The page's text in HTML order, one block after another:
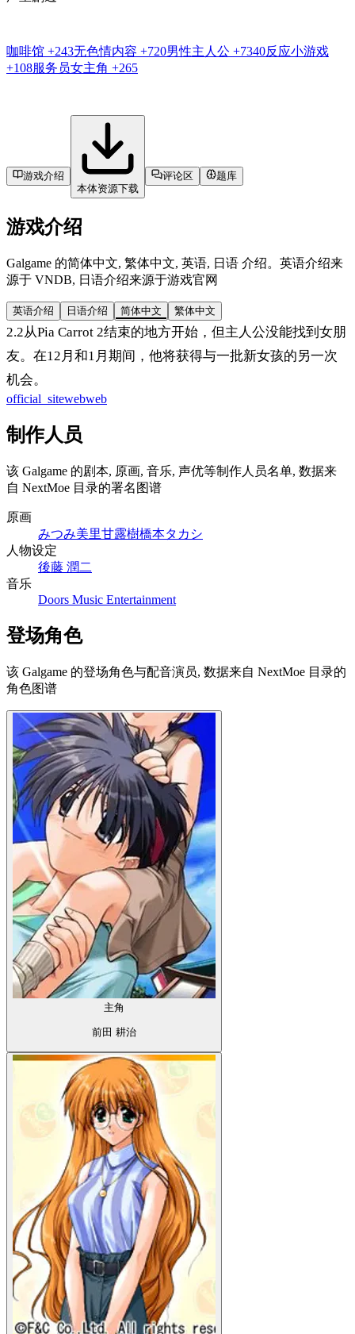
咖啡馆 +243无色情内容 +720男性主人公 +7340反应小游戏
+108服务员女主角 +265
游戏介绍
本体资源下载
评论区 题库
游戏介绍
Galgame 的简体中文, 繁体中文, 英语, 日语 介绍。英语介绍来
源于 VNDB, 日语介绍来源于游戏官网
英语介绍 日语介绍 简体中文 繁体中文
2.2从Pia Carrot 2结束的地方开始，但主人公没能找到女朋
友。在12月和1月期间，他将获得与一批新女孩的另一次
机会。
official_sitewebweb
制作人员
该 Galgame 的剧本, 原画, 音乐, 声优等制作人员名单, 数据来
自 NextMoe 目录的署名图谱
原画
みつみ美里甘露樹橋本タカシ
人物设定
後藤 潤二
音乐
Doors Music Entertainment
登场角色
该 Galgame 的登场角色与配音演员, 数据来自 NextMoe 目录的
角色图谱
主角
前田 耕治